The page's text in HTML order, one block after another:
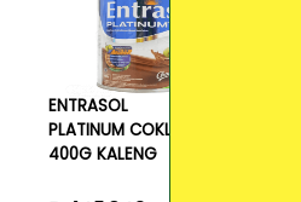
ENTRASOL
PLATINUM COKLAT
400G KALENG